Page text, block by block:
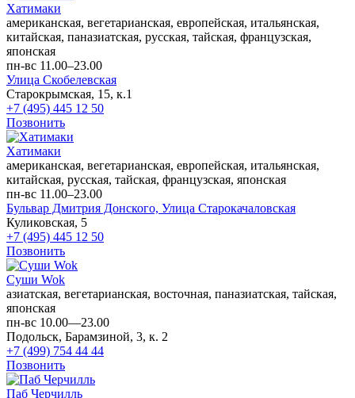
Хатимаки
американская, вегетарианская, европейская, итальянская,
китайская, паназиатская, русская, тайская, французская,
японская
пн-вс 11.00–23.00
Улица Скобелевская
Старокрымская, 15, к.1
+7 (495) 445 12 50
Позвонить
Хатимаки
американская, вегетарианская, европейская, итальянская,
китайская, русская, тайская, французская, японская
пн-вс 11.00–23.00
Бульвар Дмитрия Донского, Улица Старокачаловская
Куликовская, 5
+7 (495) 445 12 50
Позвонить
Суши Wok
азиатская, вегетарианская, восточная, паназиатская, тайская,
японская
пн-вс 10.00—23.00
Подольск, Барамзиной, 3, к. 2
+7 (499) 754 44 44
Позвонить
Паб Черчилль